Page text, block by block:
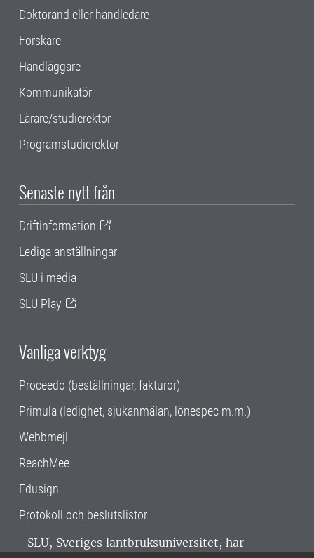
Doktorand eller handledare
Forskare
Handläggare
Kommunikatör
Lärare/studierektor
Programstudierektor
Senaste nytt från
Driftinformation
Lediga anställningar
SLU i media
SLU Play
Vanliga verktyg
Proceedo (beställningar, fakturor)
Primula (ledighet, sjukanmälan, lönespec m.m.)
Webbmejl
ReachMee
Edusign
Protokoll och beslutslistor
SLU, Sveriges lantbruksuniversitet, har